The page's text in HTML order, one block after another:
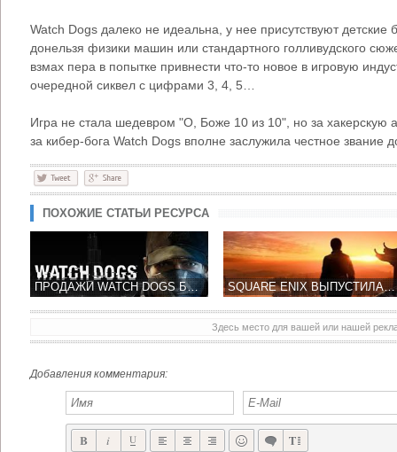
Watch Dogs далеко не идеальна, у нее присутствуют
донельзя физики машин или стандартного голливудского
взмах пера в попытке привнести что-то новое в игровую
очередной сиквел с цифрами 3, 4, 5…
Игра не стала шедевром "О, Боже 10 из 10", но за хакерскую
за кибер-бога Watch Dogs вполне заслужила честное звание
ПОХОЖИЕ СТАТЬИ РЕСУРСА
ПРОДАЖИ WATCH DOGS БЬЮТ РЕКОРДЫ SQUARE ENIX ВЫПУСТИЛА СРАЗУ НЕСКОЛЬКО РОЛИКОВ К ИГРЕ SLEEPING DOGS ДЛЯ НОВЫХ ПЛАТФОРМ
Здесь место для вашей или нашей
Добавления комментария: